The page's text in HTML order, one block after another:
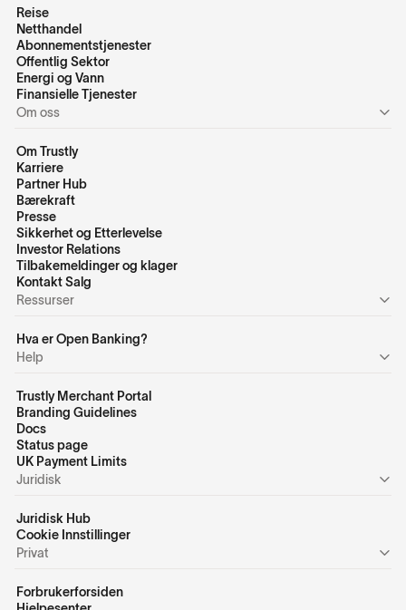
Reise
Netthandel
Abonnementstjenester
Offentlig Sektor
Energi og Vann
Finansielle Tjenester
Om oss
Om Trustly
Karriere
Partner Hub
Bærekraft
Presse
Sikkerhet og Etterlevelse
Investor Relations
Tilbakemeldinger og klager
Kontakt Salg
Ressurser
Hva er Open Banking?
Help
Trustly Merchant Portal
Branding Guidelines
Docs
Status page
UK Payment Limits
Juridisk
Juridisk Hub
Cookie Innstillinger
Privat
Forbrukerforsiden